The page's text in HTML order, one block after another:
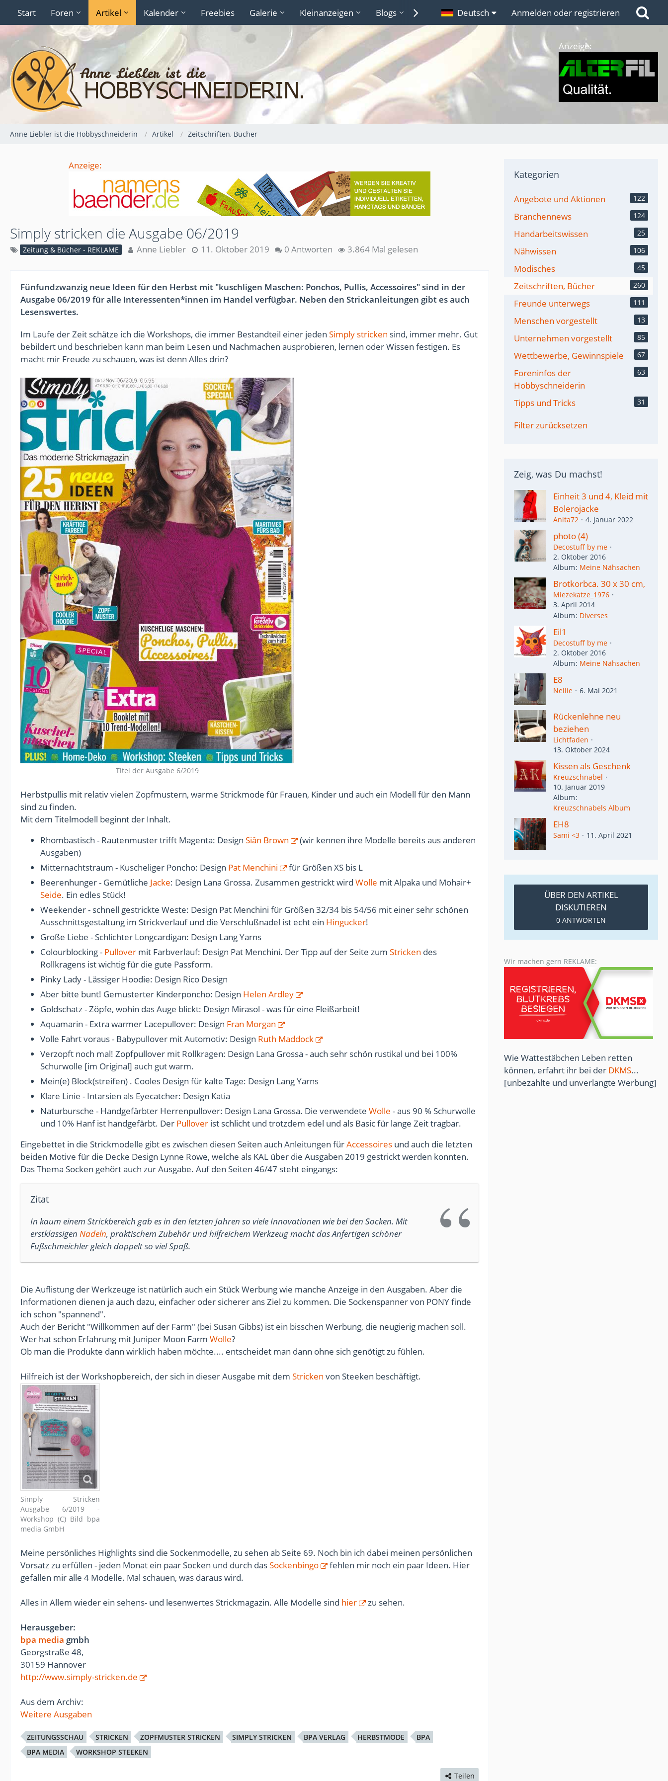
Start Foren Artikel Kalender Freebies Galerie Kleinanzeigen Blogs Lexikon Links
Deutsch Anmelden oder registrieren
Anzeige:
Anne Liebler ist die Hobbyschneiderin Artikel Zeitschriften, Bücher
Anzeige:
Simply stricken die Ausgabe 06/2019
Zeitung & Bücher - REKLAME Anne Liebler 11. Oktober 2019 0 Antworten 3.864 Mal gelesen
Fünfundzwanzig neue Ideen für den Herbst mit "kuschligen Maschen: Ponchos, Pullis, Accessoires" sind in der
Ausgabe 06/2019 für alle Interessenten*innen im Handel verfügbar. Neben den Strickanleitungen gibt es auch
Lesenswertes.
Im Laufe der Zeit schätze ich die Workshops, die immer Bestandteil einer jeden Simply stricken sind, immer mehr. Gut
bebildert und beschrieben kann man beim Lesen und Nachmachen ausprobieren, lernen oder Wissen festigen. Es
macht mir Freude zu schauen, was ist denn Alles drin?
Titel der Ausgabe 6/2019
Herbstpullis mit relativ vielen Zopfmustern, warme Strickmode für Frauen, Kinder und auch ein Modell für den Mann
sind zu finden.
Mit dem Titelmodell beginnt der Inhalt.
Rhombastisch - Rautenmuster trifft Magenta: Design Siân Brown
(wir kennen ihre Modelle bereits aus anderen
Ausgaben)
Mitternachtstraum - Kuscheliger Poncho: Design Pat Menchini
für Größen XS bis L
Beerenhunger - Gemütliche Jacke: Design Lana Grossa. Zusammen gestrickt wird Wolle mit Alpaka und Mohair+
Seide. Ein edles Stück!
Weekender - schnell gestrickte Weste: Design Pat Menchini für Größen 32/34 bis 54/56 mit einer sehr schönen
Ausschnittsgestaltung im Strickverlauf und die Verschlußnadel ist echt ein Hingucker!
Große Liebe - Schlichter Longcardigan: Design Lang Yarns
Colourblocking - Pullover mit Farbverlauf: Design Pat Menchini. Der Tipp auf der Seite zum Stricken des
Rollkragens ist wichtig für die gute Passform.
Pinky Lady - Lässiger Hoodie: Design Rico Design
Aber bitte bunt! Gemusterter Kinderponcho: Design Helen Ardley
Goldschatz - Zöpfe, wohin das Auge blickt: Design Mirasol - was für eine Fleißarbeit!
Aquamarin - Extra warmer Lacepullover: Design Fran Morgan
Volle Fahrt voraus - Babypullover mit Automotiv: Design Ruth Maddock
Verzopft noch mal! Zopfpullover mit Rollkragen: Design Lana Grossa - auch sehr schön rustikal und bei 100%
Schurwolle [im Original] auch gut warm.
Mein(e) Block(streifen) . Cooles Design für kalte Tage: Design Lang Yarns
Klare Linie - Intarsien als Eyecatcher: Design Katia
Naturbursche - Handgefärbter Herrenpullover: Design Lana Grossa. Die verwendete Wolle - aus 90 % Schurwolle
und 10% Hanf ist handgefärbt. Der Pullover ist schlicht und trotzdem edel und als Basic für lange Zeit tragbar.
Eingebettet in die Strickmodelle gibt es zwischen diesen Seiten auch Anleitungen fürAccessoires und auch die letzten
beiden Motive für die Decke Design Lynne Rowe, welche als KAL über die Ausgaben 2019 gestrickt werden konnten.
Das Thema Socken gehört auch zur Ausgabe. Auf den Seiten 46/47 steht eingangs:
Zitat
In kaum einem Strickbereich gab es in den letzten Jahren so viele Innovationen wie bei den Socken. Mit
erstklassigen Nadeln, praktischem Zubehör und hilfreichem Werkzeug macht das Anfertigen schöner
Fußschmeichler gleich doppelt so viel Spaß.
Die Auflistung der Werkzeuge ist natürlich auch ein Stück Werbung wie manche Anzeige in den Ausgaben. Aber die
Informationen dienen ja auch dazu, einfacher oder sicherer ans Ziel zu kommen. Die Sockenspanner von PONY finde
ich schon "spannend".
Auch der Bericht "Willkommen auf der Farm" (bei Susan Gibbs) ist ein bisschen Werbung, die neugierig machen soll.
Wer hat schon Erfahrung mit Juniper Moon Farm Wolle?
Ob man die Produkte dann wirklich haben möchte.... entscheidet man dann ohne sich genötigt zu fühlen.
Hilfreich ist der Workshopbereich, der sich in dieser Ausgabe mit dem Stricken von Steeken beschäftigt.
Simply Stricken
Ausgabe 6/2019 -
Workshop (C) Bild bpa
media GmbH
Meine persönliches Highlights sind die Sockenmodelle, zu sehen ab Seite 69. Noch bin ich dabei meinen persönlichen
Vorsatz zu erfüllen - jeden Monat ein paar Socken und durch dasSockenbingo
fehlen mir noch ein paar Ideen. Hier
gefallen mir alle 4 Modelle. Mal schauen, was daraus wird.
Alles in Allem wieder ein sehens- und lesenwertes Strickmagazin. Alle Modelle sind hier zu sehen.
Herausgeber:
bpa media gmbh
Georgstraße 48,
30159 Hannover
http://www.simply-stricken.de
Aus dem Archiv:
Weitere Ausgaben
ZEITUNGSSCHAU STRICKEN ZOPFMUSTER STRICKEN SIMPLY STRICKEN BPA VERLAG HERBSTMODE
BPA
BPA MEDIA
WORKSHOP STEEKEN
Teilen
Kategorien
Angebote und Aktionen 122
Branchennews 124
Handarbeitswissen 25
Nähwissen 106
Modisches 45
Zeitschriften, Bücher 260
Freunde unterwegs 111
Menschen vorgestellt 13
Unternehmen vorgestellt 85
Wettbewerbe, Gewinnspiele 67
Foreninfos der
Hobbyschneiderin
63
Tipps und Tricks 31
Filter zurücksetzen
Zeig, was Du machst!
Einheit 3 und 4, Kleid mit
Bolerojacke
Anita72 4. Januar 2022
photo (4)
Decostuff by me
2. Oktober 2016
Album Meine Nähsachen
Brotkorbca. 30 x 30 cm,
Miezekatze_1976
3. April 2014
Album Diverses
Eil1
Decostuff by me
2. Oktober 2016
Album Meine Nähsachen
E8
Nellie 6. Mai 2021
Rückenlehne neu
beziehen
Lichtfaden
13. Oktober 2024
Kissen als Geschenk
Kreuzschnabel
10. Januar 2019
Album
Kreuzschnabels Album
EH8
Sami <3 11. April 2021
ÜBER DEN ARTIKEL
DISKUTIEREN
0 ANTWORTEN
Wir machen gern REKLAME:
Wie Wattestäbchen Leben retten
können, erfahrt ihr bei der DKMS...
[unbezahlte und unverlangte Werbung]